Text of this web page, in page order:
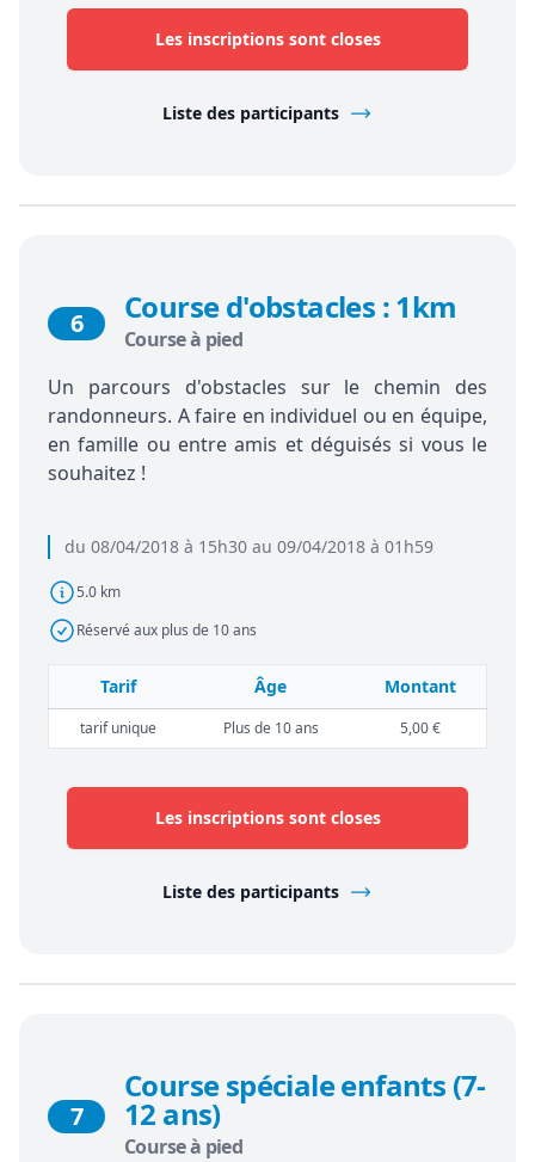
Les inscriptions sont closes
Liste des participants
du 08/04/2018 à 15h30 au 09/04/2018 à 01h59
5.0 km
Réservé aux plus de 10 ans
6 Course d'obstacles : 1km
Course à pied
Un parcours d'obstacles sur le chemin des
randonneurs. A faire en individuel ou en équipe,
en famille ou entre amis et déguisés si vous le
souhaitez !
Tarif Âge Montant
tarif unique Plus de 10 ans 5,00 €
Les inscriptions sont closes
Liste des participants
7
Course spéciale enfants (7-
12 ans)
Course à pied